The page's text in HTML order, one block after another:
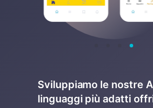
Sviluppiamo le nostre
linguaggi più adatti